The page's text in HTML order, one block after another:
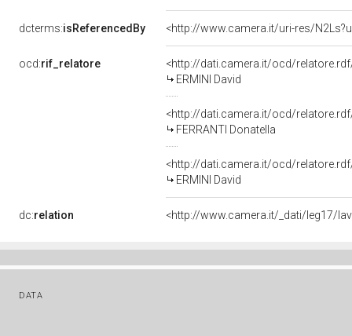
dcterms:isReferencedBy <http://www.camera.it/uri-res/
ocd:rif_relatore
<http://dati.camera.it/ocd/
ERMINI David
<http://dati.camera.it/ocd/
FERRANTI Donatella
<http://dati.camera.it/ocd/
ERMINI David
dc:relation <http://www.camera.it/_dati/leg17/
DATA